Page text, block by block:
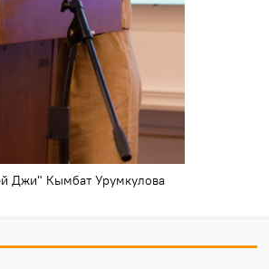
Джи" Кымбат Урумкулова